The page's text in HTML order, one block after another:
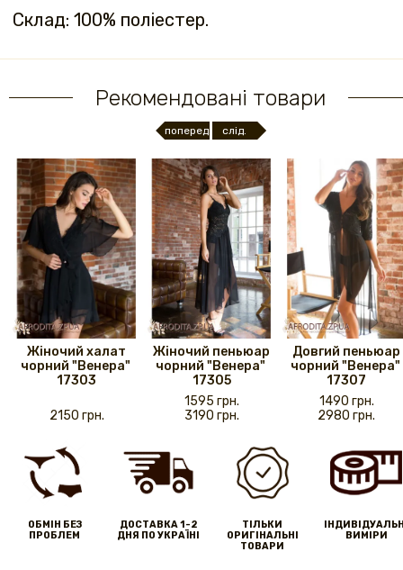
Склад: 100% поліестер.
Рекомендовані товари
поперед. слід.
Жіночий халат
чорний "Венера" ​​
17303
2150 грн.
Жіночий пеньюар
чорний "Венера" ​​
17305
1595 грн.
3190 грн.
Довгий пеньюар
чорний "Венера" ​​
17307
1490 грн.
2980 грн.
ОБМІН БЕЗ
ПРОБЛЕМ
ДОСТАВКА 1-2
ДНЯ ПО УКРАЇНІ
ТІЛЬКИ
ОРИГІНАЛЬНІ
ТОВАРИ
ВИМІРИ